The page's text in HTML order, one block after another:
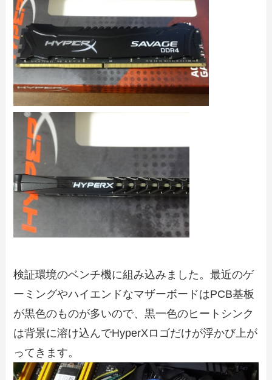
検証環境のベンチ機に組み込みました。最近のゲ
ーミングやハイエンドなマザーボードはPCB基板
が黒色のものが多いので、黒一色のヒートシンク
は背景に溶け込んでHyperXロゴだけが浮かび上が
ってきます。